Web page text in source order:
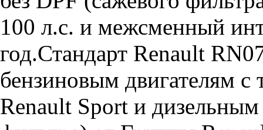
100 л.с. и межсменный
год.Стандарт Renault
бензиновым двигателям с
Renault Sport и дизельным